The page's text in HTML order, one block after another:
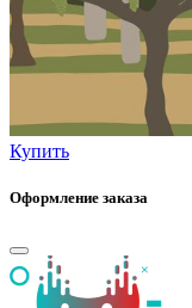
Купить
Оформление заказа